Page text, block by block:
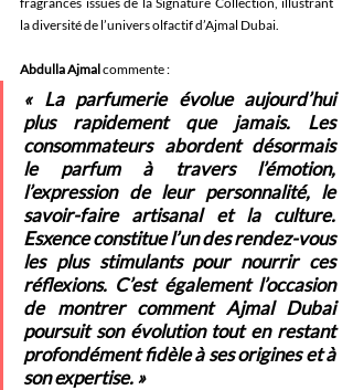
la diversité de l’univers olfactif d’Ajmal Dubai.
Abdulla Ajmal commente :
« La parfumerie évolue aujourd’hui
plus rapidement que jamais. Les
consommateurs abordent désormais
le parfum à travers l’émotion,
l’expression de leur personnalité, le
savoir-faire artisanal et la culture.
Esxence constitue l’un des rendez-vous
les plus stimulants pour nourrir ces
réflexions. C’est également l’occasion
de montrer comment Ajmal Dubai
poursuit son évolution tout en restant
profondément fidèle à ses origines et à
son expertise. »